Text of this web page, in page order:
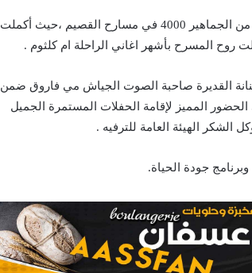
كما أكملت الحفل الغنائي بالفن الطربي الجميل بحضور كم هائل من الجماهير 4000 في مسارح القصيم ،حيث أكملت
روح المسرح بأشهر اغاني الراحلة ام كلثوم .
القديرة صاحبة الصوت الجياش مي فاروق ضمن
المميز لإقامة الحفلات المستمرة الجميل
الشكر الهيئة العامة للترفيه .